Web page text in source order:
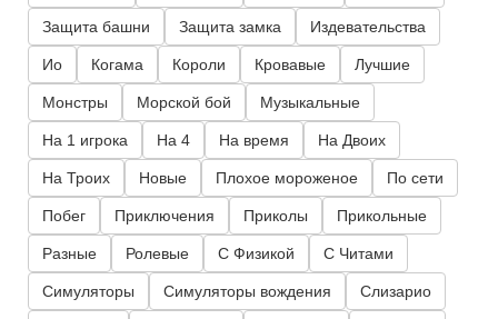
Защита башни Защита замка Издевательства
Ио Когама Короли Кровавые Лучшие
Монстры Морской бой Музыкальные
На 1 игрока На 4 На время На Двоих
На Троих Новые Плохое мороженое По сети
Побег Приключения Приколы Прикольные
Разные Ролевые С Физикой С Читами
Симуляторы Симуляторы вождения Слизарио